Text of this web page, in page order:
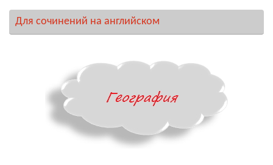
Для сочинений на английском